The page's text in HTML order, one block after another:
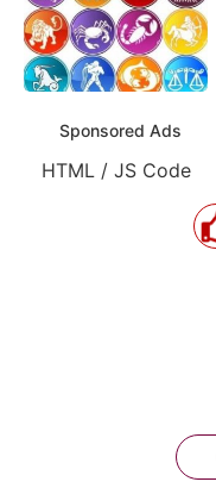
Sponsored Ads
HTML / JS Code